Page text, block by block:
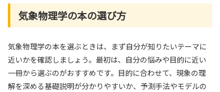
気象物理学の本の選び方
気象物理学の本を選ぶときは、まず自分が知りたいテーマに
近いかを確認しましょう。最初は、自分の悩みや目的に近い
一冊から選ぶのがおすすめです。目的に合わせて、現象の理
解を深める基礎説明が分かりやすいか、予測手法やモデルの